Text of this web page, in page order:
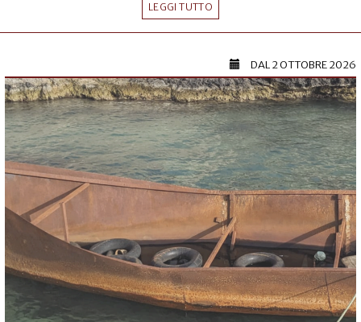
LEGGI TUTTO
DAL2 OTTOBRE 2026